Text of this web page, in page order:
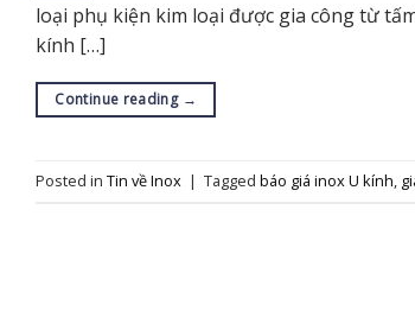
loại phụ kiện kim loại được gia công từ
kính […]
Continue reading →
Posted in Tin về Inox | Tagged báo giá inox U kính,